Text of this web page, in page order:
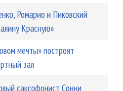
Ромарио и Пиковский
Красную»
мечты» построят
зал
саксофонист Сонни